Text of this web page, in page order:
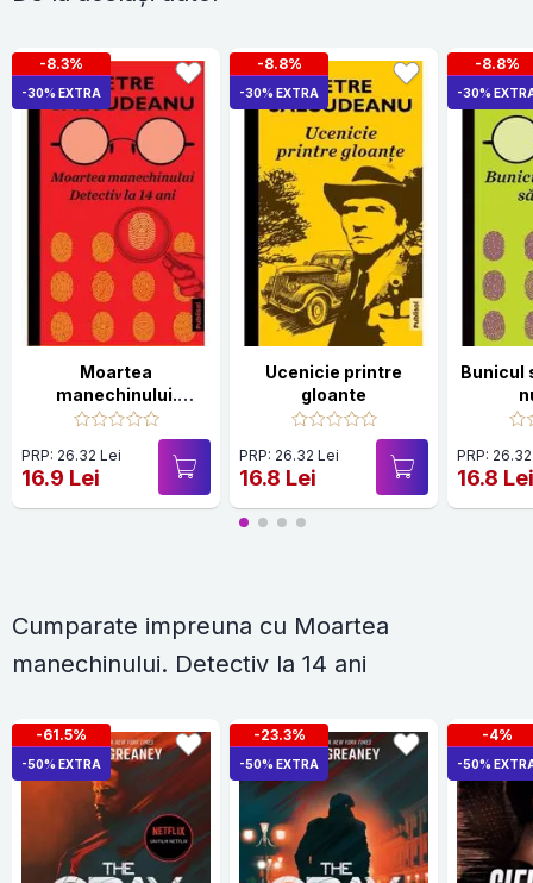
-8.3%
-30% EXTRA
Moartea
manechinului.
Detectiv la 14 ani
PRP: 26.32 Lei
16.9 Lei
-8.8%
-30% EXTRA
Ucenicie printre
gloante
PRP: 26.32 Lei
16.8 Lei
-8.8%
-30%
Bunicul
PRP:
16.8
Cumparate impreuna cu Moartea
manechinului. Detectiv la 14 ani
-61.5%
-50% EXTRA
-23.3%
-50% EXTRA
-4%
-50%